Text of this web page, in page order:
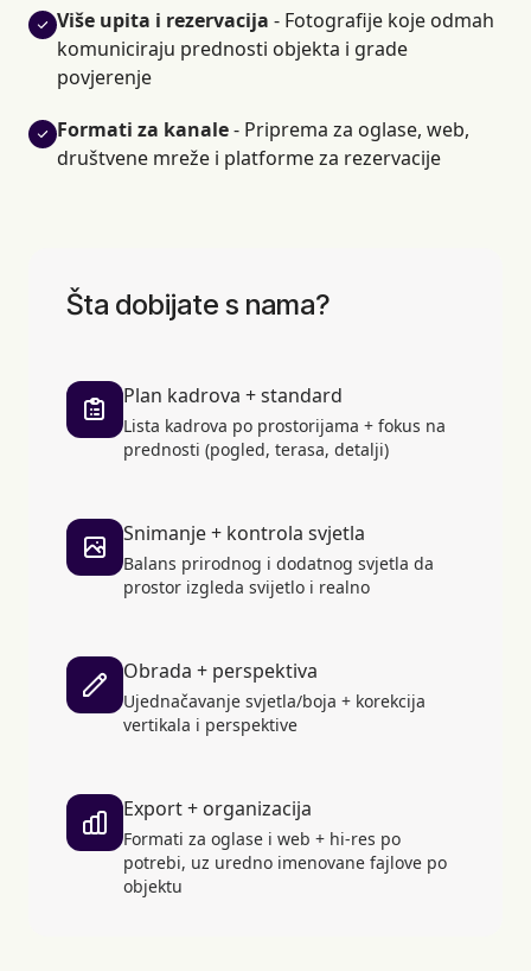
Više upita i rezervacija - Fotografije koje odmah
komuniciraju prednosti objekta i grade
povjerenje
Formati za kanale- Priprema za oglase, web,
društvene mreže i platforme za rezervacije
Šta dobijate s nama?
Plan kadrova + standard
Lista kadrova po prostorijama + fokus na
prednosti (pogled, terasa, detalji)
Snimanje + kontrola svjetla
Balans prirodnog i dodatnog svjetla da
prostor izgleda svijetlo i realno
Obrada + perspektiva
Ujednačavanje svjetla/boja + korekcija
vertikala i perspektive
Export + organizacija
Formati za oglase i web + hi-res po
potrebi, uz uredno imenovane fajlove po
objektu